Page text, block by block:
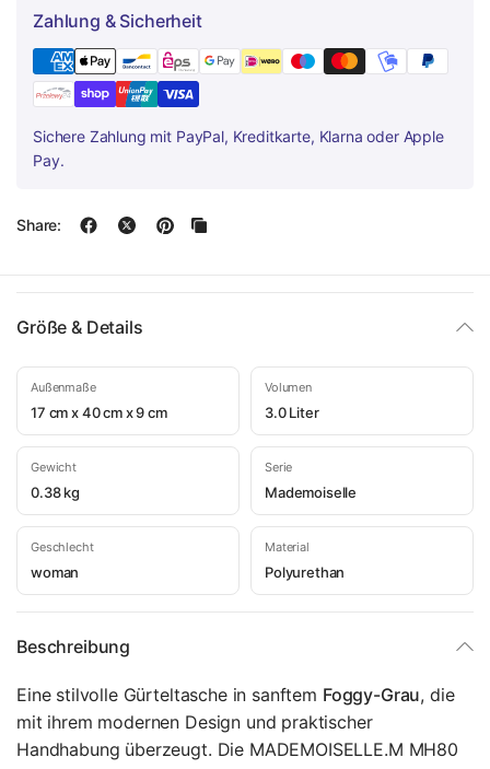
Zahlung & Sicherheit
Sichere Zahlung mit PayPal, Kreditkarte, Klarna oder Apple
Pay.
Share:
Größe & Details
Außenmaße
17 cm x 40 cm x 9 cm
Volumen
3.0 Liter
Gewicht
0.38 kg
Serie
Mademoiselle
Geschlecht
woman
Material
Polyurethan
Beschreibung
Eine stilvolle Gürteltasche in sanftem Foggy-Grau, die
mit ihrem modernen Design und praktischer
Handhabung überzeugt. Die MADEMOISELLE.M MH80